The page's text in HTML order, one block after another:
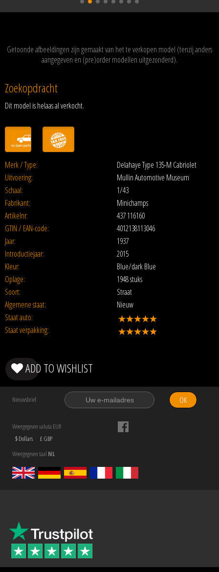
Getoonde afbeeldingen zijn gemaakt van het te verkopen model (tenzij anders
aangegeven en (pre)order modellen uitgezonderd).
Zoekopdracht
Dit model is helaas al verkocht.
Merk / Type:
Delahaye Type 135-M Cabriolet
Uitvoering:
Mullin Automotive Museum
Schaal:
1/43
Fabrikant:
Minichamps
Artikelnr:
437 116160
GTIN / EAN-code:
4012138113046
Jaar:
1937
Introductiejaar:
2015
Kleur:
Blue/dark Blue
Oplage:
1948 stuks
Soort:
Straat
Algemene staat:
Nieuw
Staat auto:
Staat verpakking:
ADD TO WISHLIST
Nieuwsbrief OK
Weergegeven valuta EUR
$ Dollars
£ GBP
Weergegeven taal NL